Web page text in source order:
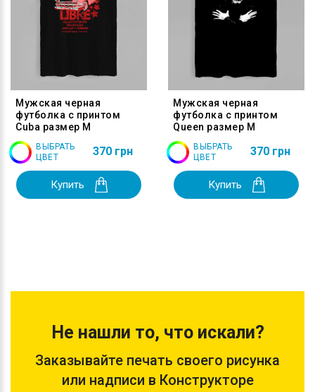
Мужская черная
футболка с принтом
Cuba размер M
ВЫБРАТЬ
ЦВЕТ
370 грн
Купить
Мужская черная
футболка с принтом
Queen размер M
ВЫБРАТЬ
ЦВЕТ
370 грн
Купить
Не нашли то, что искали?
Заказывайте печать своего рисунка
или надписи в Конструкторе